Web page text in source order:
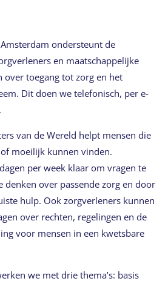
ondersteunt de
en maatschappelijke
over toegang tot zorg en het
Dit doen we telefonisch, per e-
van de Wereld helpt mensen die
moeilijk kunnen vinden.
per week klaar om vragen te
denken over passende zorg en door
hulp. Ook zorgverleners kunnen
over rechten, regelingen en de
voor mensen in een kwetsbare
we met drie thema’s: basis